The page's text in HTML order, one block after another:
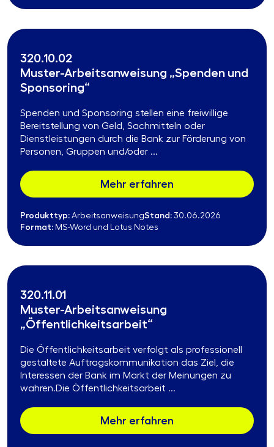
320.10.02
Muster-Arbeitsanweisung „Spenden und
Sponsoring“
Spenden und Sponsoring stellen eine freiwillige
Bereitstellung von Geld, Sachmitteln oder
Dienstleistungen durch die Bank zur Förderung von
Personen, Gruppen und/oder ...
Mehr erfahren
Produkttyp: ArbeitsanweisungStand: 30.06.2026
Format: MS-Word und Lotus Notes
320.11.01
Muster-Arbeitsanweisung
„Öffentlichkeitsarbeit“
Die Öffentlichkeitsarbeit verfolgt als professionell
gestaltete Auftragskommunikation das Ziel, die
Interessen der Bank im Markt der Meinungen zu
wahren.Die Öffentlichkeitsarbeit ...
Mehr erfahren